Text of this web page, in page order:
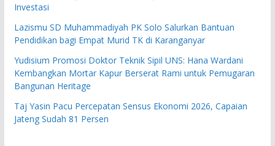
Investasi
Lazismu SD Muhammadiyah PK Solo Salurkan Bantuan
Pendidikan bagi Empat Murid TK di Karanganyar
Yudisium Promosi Doktor Teknik Sipil UNS: Hana Wardani
Kembangkan Mortar Kapur Berserat Rami untuk Pemugaran
Bangunan Heritage
Taj Yasin Pacu Percepatan Sensus Ekonomi 2026, Capaian
Jateng Sudah 81 Persen